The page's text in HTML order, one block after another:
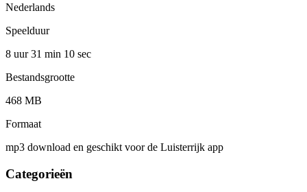
Nederlands
Speelduur
8 uur 31 min 10 sec
Bestandsgrootte
468 MB
Formaat
mp3 download en geschikt voor de Luisterrijk app
Categorieën